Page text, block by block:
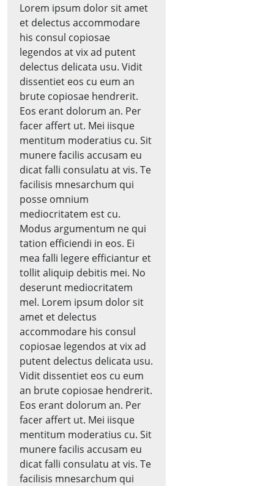
Lorem ipsum dolor sit amet
et delectus accommodare
his consul copiosae
legendos at vix ad putent
delectus delicata usu. Vidit
dissentiet eos cu eum an
brute copiosae hendrerit.
Eos erant dolorum an. Per
facer affert ut. Mei iisque
mentitum moderatius cu. Sit
munere facilis accusam eu
dicat falli consulatu at vis. Te
facilisis mnesarchum qui
posse omnium
mediocritatem est cu.
Modus argumentum ne qui
tation efficiendi in eos. Ei
mea falli legere efficiantur et
tollit aliquip debitis mei. No
deserunt mediocritatem
mel. Lorem ipsum dolor sit
amet et delectus
accommodare his consul
copiosae legendos at vix ad
putent delectus delicata usu.
Vidit dissentiet eos cu eum
an brute copiosae hendrerit.
Eos erant dolorum an. Per
facer affert ut. Mei iisque
mentitum moderatius cu. Sit
munere facilis accusam eu
dicat falli consulatu at vis. Te
facilisis mnesarchum qui